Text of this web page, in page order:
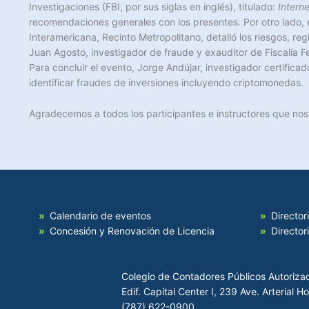
Investigaciones (FBI, por sus siglas en inglés), titulado:
recomendaciones generales con los presentes. Por otro
Interamericana, Recinto Metropolitano, detalló los riesgos,
Juan Agosto, investigador de fraude y exauditor de Fiscalía
Para concluir el evento, Jorge Andújar, investigador
identificar fraudes de inversiones incluyendo criptomonedas.
Agradecemos a todos los participantes e instructores que
Calendario de eventos
Concesión y Renovación de Licencia
Colegio de Contadores Públicos
Edif. Capital Center I, 239 Ave. Arterial
(787) 622-0900